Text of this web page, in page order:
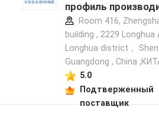
профиль
Room 416,
building , 2229 Longhua
Longhua district，
Guangdong , China
5.0
Подтверженный
поставщик